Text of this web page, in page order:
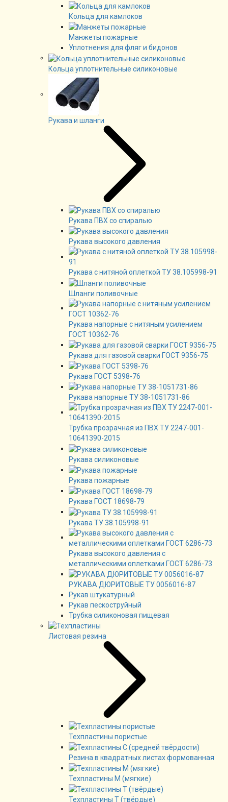
Кольца для камлоков
Манжеты пожарные
Уплотнения для фляг и бидонов
Кольца уплотнительные силиконовые
Рукава и шланги
Рукава ПВХ со спиралью
Рукава высокого давления
Рукава с нитяной оплеткой ТУ 38.105998-91
Шланги поливочные
Рукава напорные с нитяным усилением
ГОСТ 10362-76
Рукава для газовой сварки ГОСТ 9356-75
Рукава ГОСТ 5398-76
Рукава напорные ТУ 38-1051731-86
Трубка прозрачная из ПВХ ТУ 2247-001-
10641390-2015
Рукава силиконовые
Рукава пожарные
Рукава ГОСТ 18698-79
Рукава ТУ 38.105998-91
Рукава высокого давления с
металлическими оплетками ГОСТ 6286-73
РУКАВА ДЮРИТОВЫЕ ТУ 0056016-87
Рукав штукатурный
Рукав пескоструйный
Трубка силиконовая пищевая
Листовая резина
Техпластины пористые
Резина в квадратных листах формованная
Техпластины М (мягкие)
Техпластины Т (твёрдые)